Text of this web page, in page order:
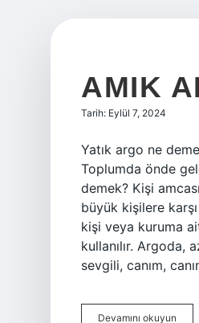
AMIK
Tarih: Eylül 7, 2024
Yatık argo ne
Toplumda önde
demek? Kişi
büyük kişilere
kişi veya kuruma
kullanılır. Argoda,
sevgili, canım,
Devamını okuyun